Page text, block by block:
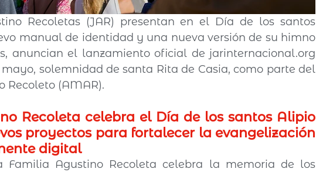
Recoletas (JAR) presentan en el Día de los santos
manual de identidad y una nueva versión de su himno
anuncian el lanzamiento oficial de jarinternacional.org
solemnidad de santa Rita de Casia, como parte del
Recoleto (AMAR).
Recoleta celebra el Día de los santos Alipio
proyectos para fortalecer la evangelización
digital
Familia Agustino Recoleta celebra la memoria de los